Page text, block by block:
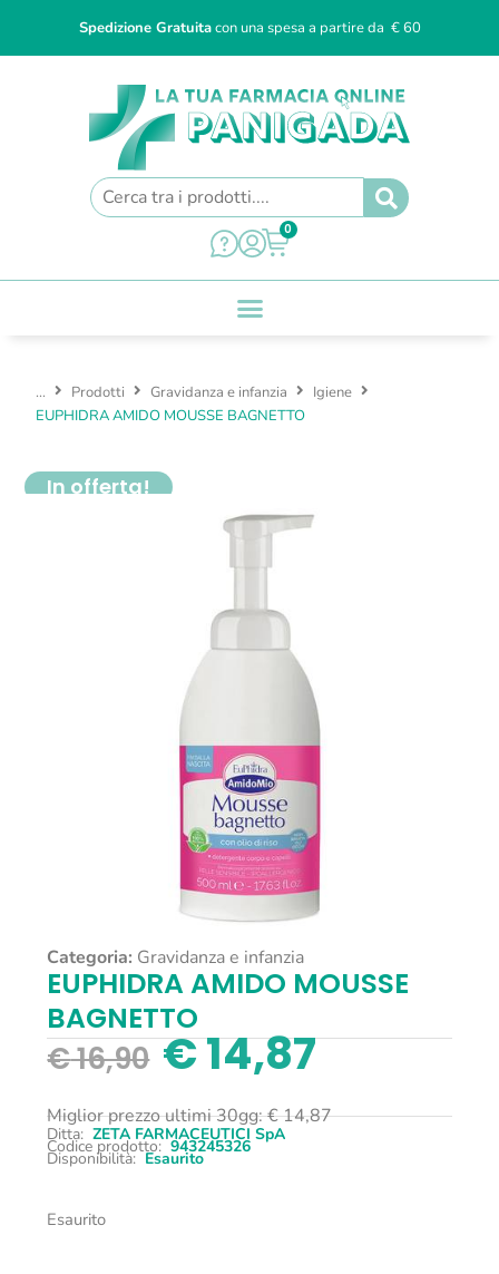
Spedizione Gratuitacon una spesa a partire da € 60
0
... Prodotti Gravidanza e infanzia
Igiene
EUPHIDRA AMIDO MOUSSE BAGNETTO
In offerta!
Categoria: Gravidanza e infanzia
EUPHIDRA AMIDO MOUSSE
BAGNETTO
€16,90 €14,87
Miglior prezzo ultimi 30gg:€14,87
Ditta: ZETA FARMACEUTICI SpA
Codice prodotto: 943245326
Disponibilità: Esaurito
Esaurito